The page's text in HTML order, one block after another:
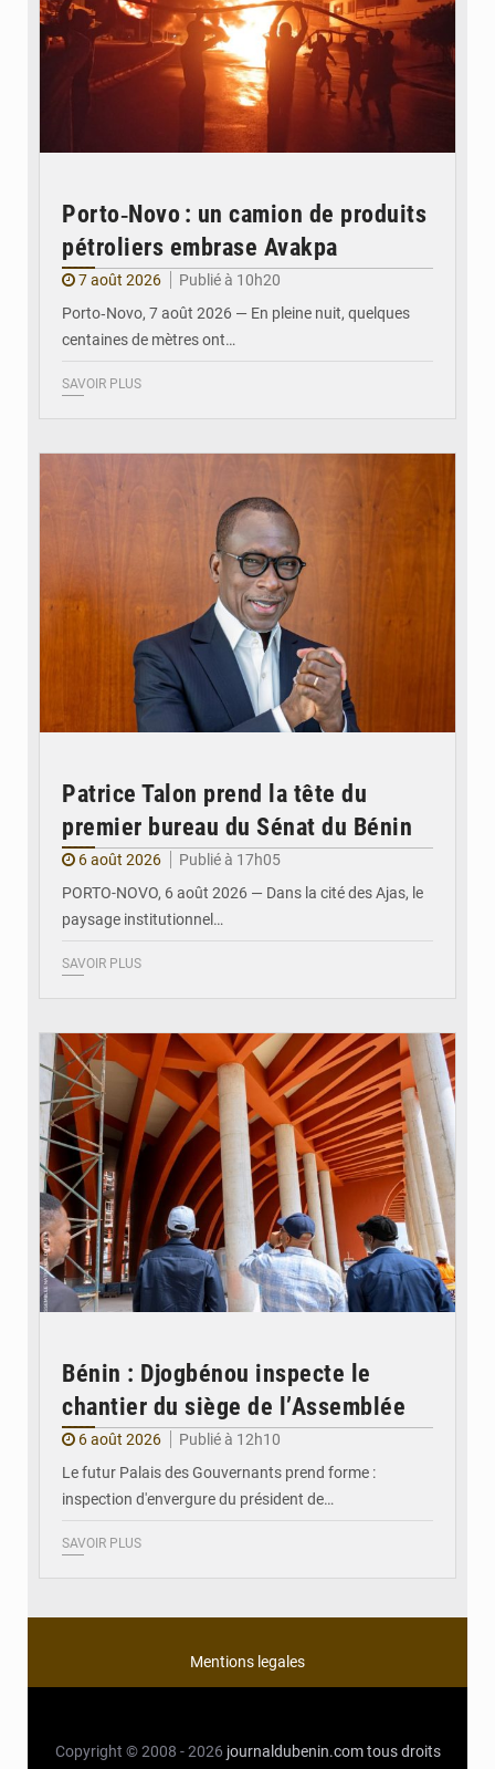
Porto‑Novo : un camion de produits
pétroliers embrase Avakpa
7 août 2026
Publié à 10h20
Porto‑Novo, 7 août 2026 — En pleine nuit, quelques
centaines de mètres ont…
SAVOIR PLUS
Patrice Talon prend la tête du
premier bureau du Sénat du Bénin
6 août 2026
Publié à 17h05
PORTO-NOVO, 6 août 2026 — Dans la cité des Ajas, le
paysage institutionnel…
SAVOIR PLUS
Bénin : Djogbénou inspecte le
chantier du siège de l’Assemblée
6 août 2026
Publié à 12h10
Le futur Palais des Gouvernants prend forme :
inspection d'envergure du président de…
SAVOIR PLUS
Mentions legales
Copyright © 2008 - 2026 journaldubenin.com tous droits